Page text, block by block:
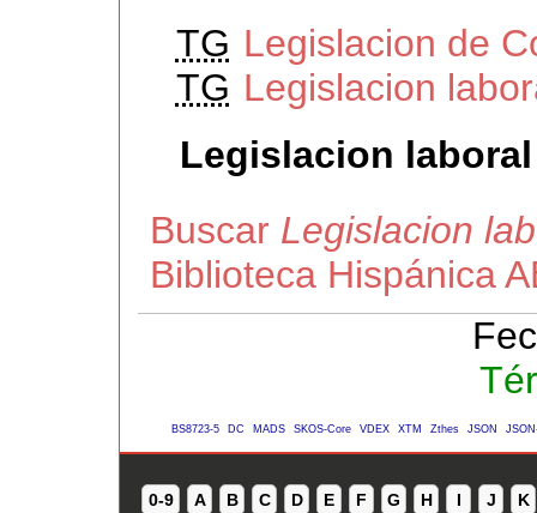
TG Legislacion de
TG Legislacion
Legislacion
Buscar Legislacion
Biblioteca Hispánica
BS8723-5 DC MADS SKOS-Core VDEX XTM Zthes JSON
0-9 A B C D E F G H I J K